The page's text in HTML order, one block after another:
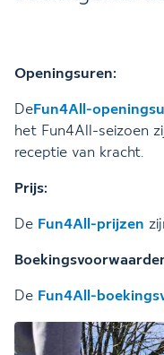
Openingsuren:
DeFun4All-
het Fun4All-seizoen
receptie van kracht.
Prijs:
De Fun4All-prijzen
De Fun4All-